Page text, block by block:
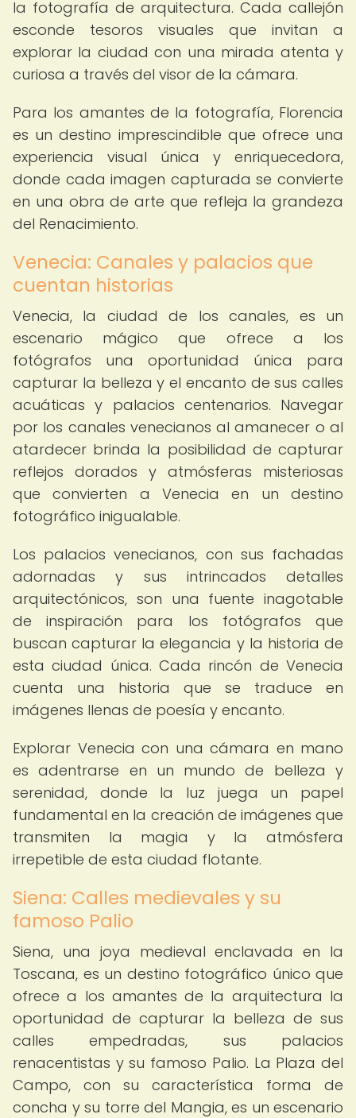
la fotografía de arquitectura. Cada callejón
esconde tesoros visuales que invitan a
explorar la ciudad con una mirada atenta y
curiosa a través del visor de la cámara.
Para los amantes de la fotografía, Florencia
es un destino imprescindible que ofrece una
experiencia visual única y enriquecedora,
donde cada imagen capturada se convierte
en una obra de arte que refleja la grandeza
del Renacimiento.
Venecia: Canales y palacios que
cuentan historias
Venecia, la ciudad de los canales, es un
escenario mágico que ofrece a los
fotógrafos una oportunidad única para
capturar la belleza y el encanto de sus calles
acuáticas y palacios centenarios. Navegar
por los canales venecianos al amanecer o al
atardecer brinda la posibilidad de capturar
reflejos dorados y atmósferas misteriosas
que convierten a Venecia en un destino
fotográfico inigualable.
Los palacios venecianos, con sus fachadas
adornadas y sus intrincados detalles
arquitectónicos, son una fuente inagotable
de inspiración para los fotógrafos que
buscan capturar la elegancia y la historia de
esta ciudad única. Cada rincón de Venecia
cuenta una historia que se traduce en
imágenes llenas de poesía y encanto.
Explorar Venecia con una cámara en mano
es adentrarse en un mundo de belleza y
serenidad, donde la luz juega un papel
fundamental en la creación de imágenes que
transmiten la magia y la atmósfera
irrepetible de esta ciudad flotante.
Siena: Calles medievales y su
famoso Palio
Siena, una joya medieval enclavada en la
Toscana, es un destino fotográfico único que
ofrece a los amantes de la arquitectura la
oportunidad de capturar la belleza de sus
calles empedradas, sus palacios
renacentistas y su famoso Palio. La Plaza del
Campo, con su característica forma de
concha y su torre del Mangia, es un escenario